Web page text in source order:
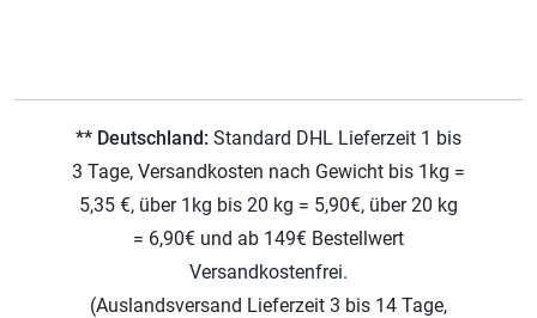
** Deutschland: Standard DHL Lieferzeit 1 bis
3 Tage, Versandkosten nach Gewicht bis 1kg =
5,35 €, über 1kg bis 20 kg = 5,90€, über 20 kg
= 6,90€ und ab 149€ Bestellwert
Versandkostenfrei.
(Auslandsversand Lieferzeit 3 bis 14 Tage,